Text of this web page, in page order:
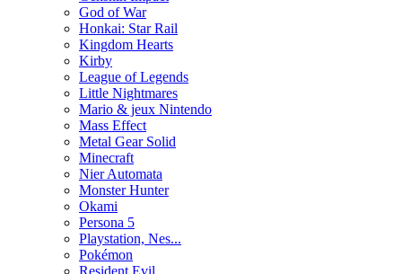
God of War
Honkai: Star Rail
Kingdom Hearts
Kirby
League of Legends
Little Nightmares
Mario & jeux Nintendo
Mass Effect
Metal Gear Solid
Minecraft
Nier Automata
Monster Hunter
Okami
Persona 5
Playstation, Nes...
Pokémon
Resident Evil